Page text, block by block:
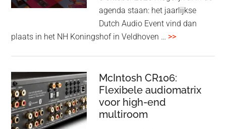
earbuds
titanium
Adaptive
noise
cancelling
agenda staan: het jaarlijkse
Dutch Audio Event vind dan
plaats in het NH Koningshof in Veldhoven … >>overDutch
–
4
McIntosh CR106:
Flexibele audiomatrix
voor high-end
multiroom